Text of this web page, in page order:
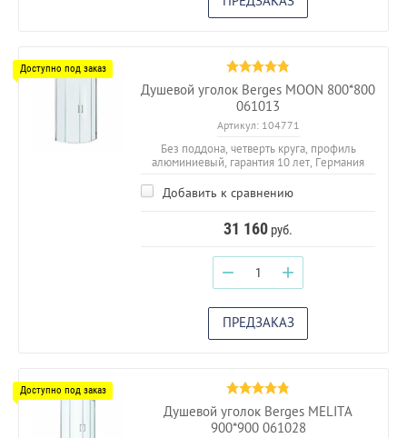
Душевой уголок Berges MOON 800*800
061013
Артикул:104771
Без поддона, четверть круга, профиль
алюминиевый, гарантия 10 лет, Германия
Добавить к сравнению
31 160 руб.
− +
ПРЕДЗАКАЗ
Душевой уголок Berges MELITA
900*900 061028